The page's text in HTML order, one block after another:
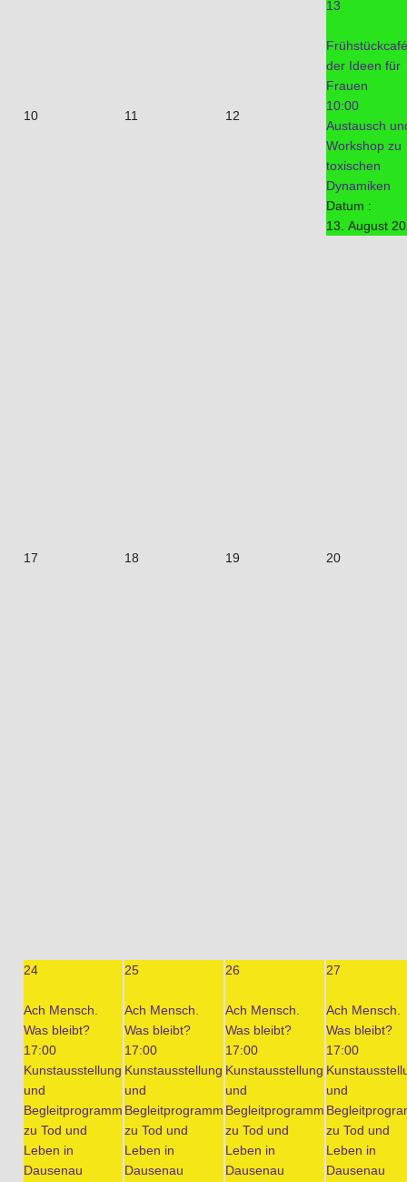
10 11 12
13
Frühstückcafé
der Ideen für
Frauen
10:00
Austausch
Workshop zu
toxischen
Dynamiken
Datum :
13. August
17 18 19 20
24
Ach Mensch.
Was bleibt?
17:00
Kunstausstellung
und
Begleitprogramm
zu Tod und
Leben in
Dausenau
25
Ach Mensch.
Was bleibt?
17:00
Kunstausstellung
und
Begleitprogramm
zu Tod und
Leben in
Dausenau
26
Ach Mensch.
Was bleibt?
17:00
Kunstausstellung
und
Begleitprogramm
zu Tod und
Leben in
Dausenau
27
Ach Mensch.
Was bleibt?
17:00
und
zu Tod und
Leben in
Dausenau